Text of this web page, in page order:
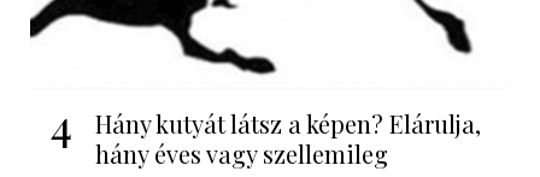
4
Hány kutyát látsz a képen? Elárulja,
hány éves vagy szellemileg